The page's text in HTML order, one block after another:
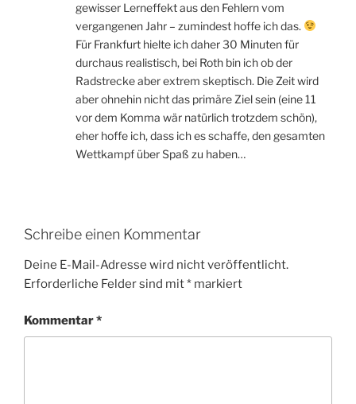
gewisser Lerneffekt aus den Fehlern vom
vergangenen Jahr – zumindest hoffe ich das.
Für Frankfurt hielte ich daher 30 Minuten für
durchaus realistisch, bei Roth bin ich ob der
Radstrecke aber extrem skeptisch. Die Zeit wird
aber ohnehin nicht das primäre Ziel sein (eine 11
vor dem Komma wär natürlich trotzdem schön),
eher hoffe ich, dass ich es schaffe, den gesamten
Wettkampf über Spaß zu haben…
Schreibe einen Kommentar
Deine E-Mail-Adresse wird nicht veröffentlicht.
Erforderliche Felder sind mit* markiert
Kommentar*